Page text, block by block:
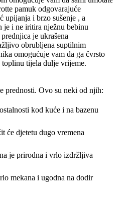
pamuk odgovarajuće
upijanja i brzo sušenje , a
je i ne iritira nježnu bebinu
je ukrašena
obrubljena suptilnim
omogućuje vam da ga čvrsto
toplinu tijela dulje vrijeme.
prednosti. Ovo su neki od njih:
kod kuće i na bazenu
će djetetu dugo vremena
je prirodna i vrlo izdržljiva
mekana i ugodna na dodir